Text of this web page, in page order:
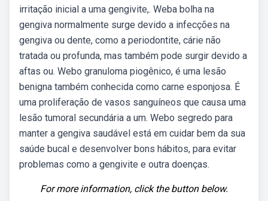
irritação inicial a uma gengivite,. Weba bolha na
gengiva normalmente surge devido a infecções na
gengiva ou dente, como a periodontite, cárie não
tratada ou profunda, mas também pode surgir devido a
aftas ou. Webo granuloma piogênico, é uma lesão
benigna também conhecida como carne esponjosa. É
uma proliferação de vasos sanguíneos que causa uma
lesão tumoral secundária a um. Webo segredo para
manter a gengiva saudável está em cuidar bem da sua
saúde bucal e desenvolver bons hábitos, para evitar
problemas como a gengivite e outra doenças.
For more information, click the button below.